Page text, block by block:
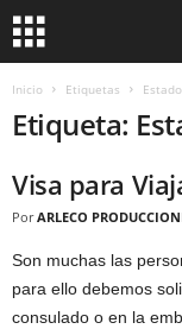
Inicio Etiquetas
Etiqueta:
Visa para
Por ARLECO
Son muchas las
para ello debemos
consulado o en la